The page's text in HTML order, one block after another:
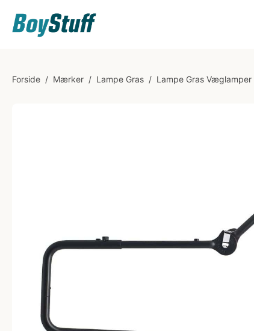
Forside / Mærker / Lampe Gras / Lampe Gras Væglamper